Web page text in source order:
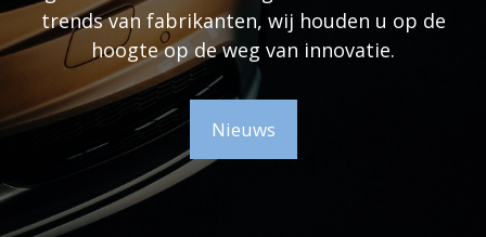
trends van fabrikanten, wij houden u op de
hoogte op de weg van innovatie.
Nieuws